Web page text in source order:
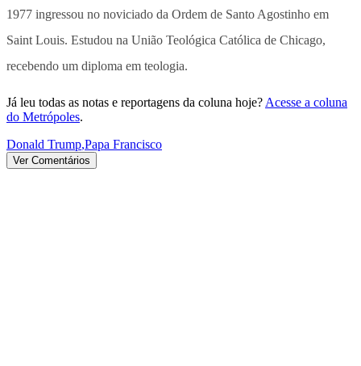
1977 ingressou no noviciado da Ordem de Santo Agostinho em
Saint Louis. Estudou na União Teológica Católica de Chicago,
recebendo um diploma em teologia.
Já leu todas as notas e reportagens da coluna hoje? Acesse a coluna
do Metrópoles.
Donald Trump,Papa Francisco
Ver Comentários